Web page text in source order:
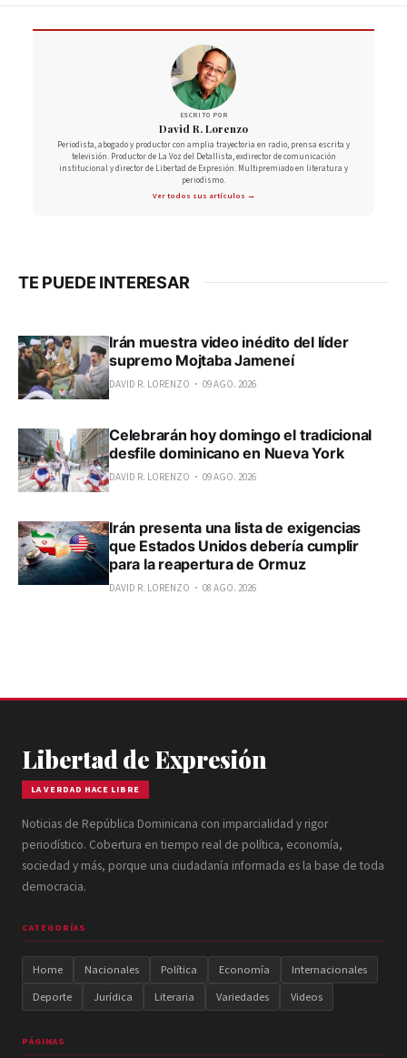
ESCRITO POR
David R. Lorenzo
Periodista, abogado y productor con amplia trayectoria en radio, prensa escrita y
televisión. Productor de La Voz del Detallista, exdirector de comunicación
institucional y director de Libertad de Expresión. Multipremiado en literatura y
periodismo.
Ver todos sus artículos →
TE PUEDE INTERESAR
Irán muestra video inédito del líder
supremo Mojtaba Jameneí
DAVID R. LORENZO 09 AGO. 2026
Celebrarán hoy domingo el tradicional
desfile dominicano en Nueva York
DAVID R. LORENZO 09 AGO. 2026
Irán presenta una lista de exigencias
que Estados Unidos debería cumplir
para la reapertura de Ormuz
DAVID R. LORENZO 08 AGO. 2026
Libertad de Expresión
LA VERDAD HACE LIBRE
Noticias de República Dominicana con imparcialidad y rigor
periodístico. Cobertura en tiempo real de política, economía,
sociedad y más, porque una ciudadanía informada es la base de toda
democracia.
CATEGORÍAS
Home Nacionales Política Economía
Internacionales
Deporte
Jurídica Literaria Variedades Videos
PÁGINAS